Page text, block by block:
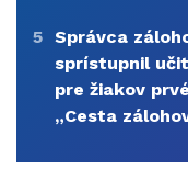
5 Správca
sprístupnil
pre žiakov
„Cesta